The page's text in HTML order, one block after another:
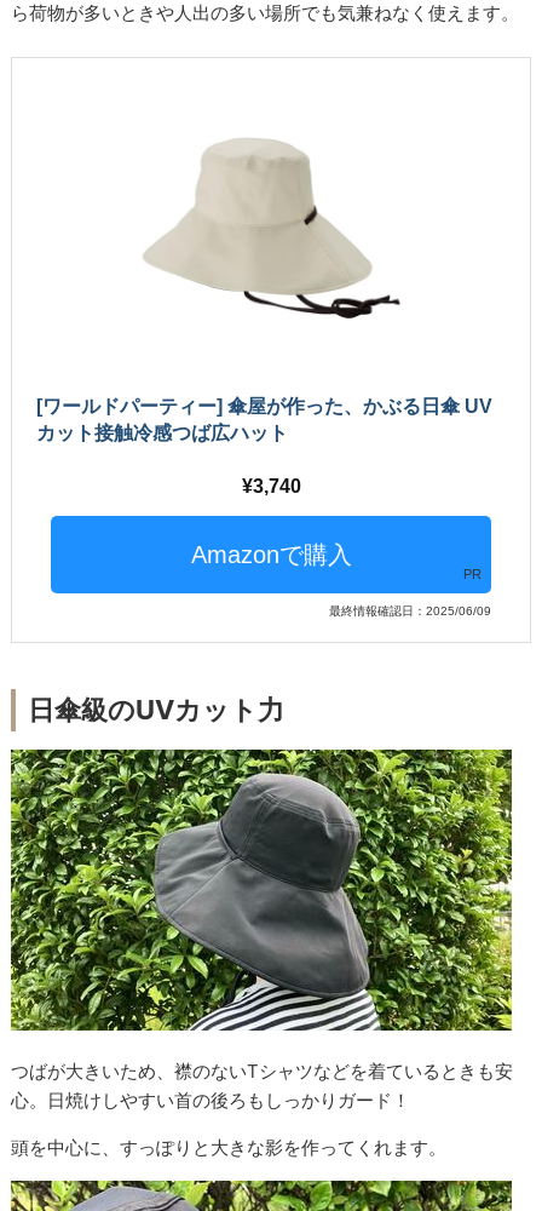
ら荷物が多いときや人出の多い場所でも気兼ねなく使えます。
[ワールドパーティー] 傘屋が作った、かぶる日傘 UV
カット接触冷感つば広ハット
3,740
PR
最終情報確認日：2025/06/09
日傘級のUVカット力
つばが大きいため、襟のないTシャツなどを着ているときも安
心。日焼けしやすい首の後ろもしっかりガード！
頭を中心に、すっぽりと大きな影を作ってくれます。